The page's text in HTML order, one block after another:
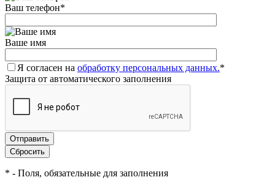
Ваш телефон*
Ваше имя
Я согласен на обработку персональных данных.*
Защита от автоматического заполнения
* - Поля, обязательные для заполнения